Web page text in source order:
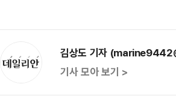
김상도 기자
기사 모아 보기 >